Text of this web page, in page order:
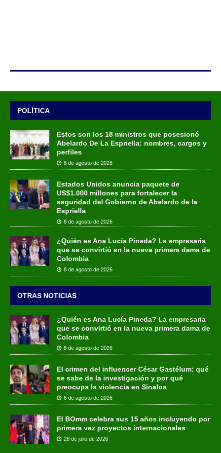
POLÍTICA
Estos son los 18 ministros que posesionó
Abelardo De La Espriella: nombres, cargos y
perfiles
8 de agosto de 2026
Estados Unidos anuncia paquete de
US$1.000 millones para fortalecer la
seguridad del Gobierno de Abelardo de la
Espriella
8 de agosto de 2026
¿Quién es Ana Lucía Pineda? La empresaria
que se convirtió en la nueva primera dama de
Colombia
8 de agosto de 2026
OTRAS NOTICIAS
¿Quién es Ana Lucía Pineda? La empresaria
que se convirtió en la nueva primera dama de
Colombia
8 de agosto de 2026
El crimen del influencer César Gastélum: qué
se sabe de la investigación y por qué
preocupa la violencia en Sinaloa
6 de agosto de 2026
El BOmm celebra sus 15 años incluyendo por
primera vez proyectos internacionales
28 de julio de 2026